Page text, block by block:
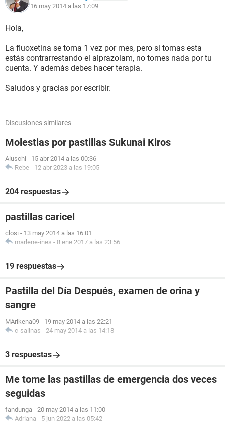
16 may 2014 a las 17:09
Hola,
La fluoxetina se toma 1 vez por mes, pero si tomas esta
estás contrarrestando el alprazolam, no tomes nada por tu
cuenta. Y además debes hacer terapia.
Saludos y gracias por escribir.
Discusiones similares
Molestias por pastillas Sukunai Kiros
Aluschi - 15 abr 2014 a las 00:36
Rebe - 12 abr 2023 a las 19:05
204 respuestas
pastillas caricel
closi - 13 may 2014 a las 16:01
marlene-ines - 8 ene 2017 a las 23:56
19 respuestas
Pastilla del Día Después, examen de orina y
sangre
MArikena09 - 19 may 2014 a las 22:21
c-salinas - 24 may 2014 a las 14:18
3 respuestas
Me tome las pastillas de emergencia dos veces
seguidas
fandunga - 20 may 2014 a las 11:00
Adriana - 5 jun 2022 a las 05:42